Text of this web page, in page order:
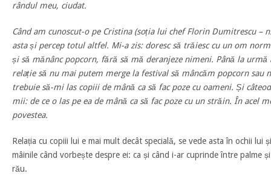
rândul meu, ciudat.
Când am cunoscut-o pe Cristina (soția lui chef Florin Dumitrescu –
asta și percep totul altfel. Mi-a zis: doresc să trăiesc cu un om
și să mănânc popcorn, fără să mă deranjeze nimeni. Până la urmă
relație să nu mai putem merge la festival să mâncăm popcorn
trebuie să-mi las copiii de mână ca să fac poze cu oameni. Și
mii: de ce o las pe ea de mână ca să fac poze cu un străin. În acel
povestea.
Relația cu copiii lui e mai mult decât specială, se vede asta în ochii lui
mâinile când vorbește despre ei: ca și când i-ar cuprinde între palme
rău.